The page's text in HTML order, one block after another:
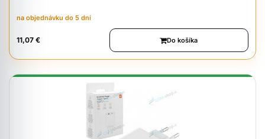
na objednávku do 5 dní
11,07 € Do košíka